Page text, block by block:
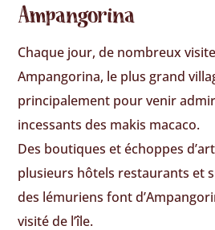
Ampangorina
Chaque jour, de nombreux
Ampangorina, le plus grand
principalement pour venir
incessants des makis macaco.
Des boutiques et échoppes
plusieurs hôtels restaurants et
des lémuriens font
visité de l’île.